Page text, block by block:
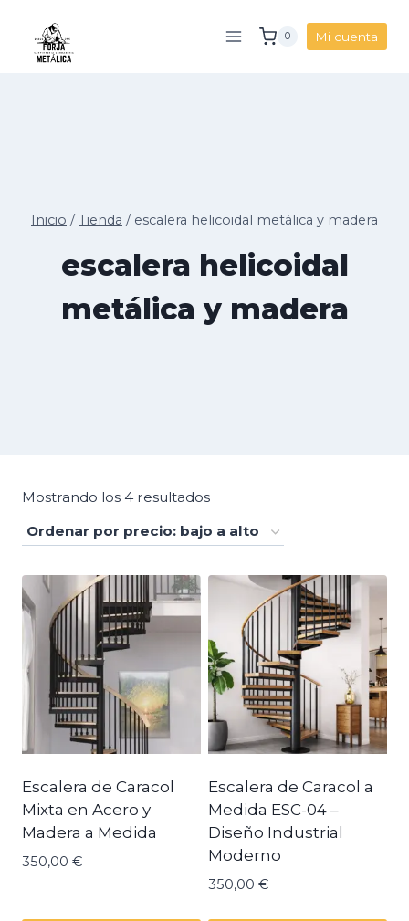
contenido
0 Mi cuenta
Inicio / Tienda / escalera helicoidal metálica y madera
escalera helicoidal
metálica y madera
Mostrando los 4 resultadosOrdenado
precio:
bajo
Escalera de Caracol
Mixta en Acero y
Madera a Medida
350,00 €
Escalera de Caracol a
Medida ESC-04 –
Diseño Industrial
Moderno
350,00 €